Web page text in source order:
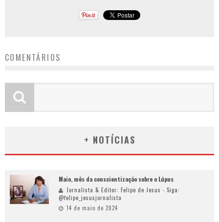
COMENTÁRIOS
+ NOTÍCIAS
Maio, mês da conscientização sobre o Lúpus
Jornalista & Editor: Felipe de Jesus - Siga:
@felipe_jesusjornalista
14 de maio de 2024